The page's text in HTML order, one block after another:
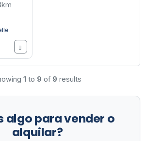
1 to 9 of 9 results
algo para vender o
alquilar?